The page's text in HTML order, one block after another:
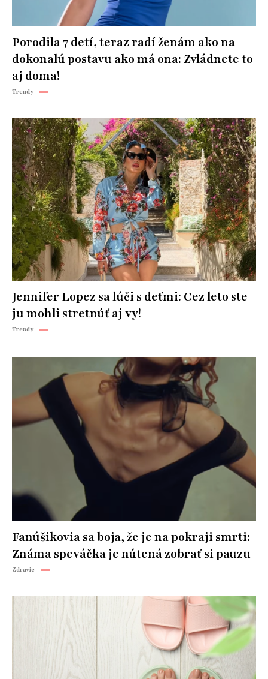
Porodila 7 detí, teraz radí ženám ako na
dokonalú postavu ako má ona: Zvládnete to
aj doma!
Trendy
Jennifer Lopez sa lúči s deťmi: Cez leto ste
ju mohli stretnúť aj vy!
Trendy
Fanúšikovia sa boja, že je na pokraji smrti:
Známa speváčka je nútená zobrať si pauzu
Zdravie